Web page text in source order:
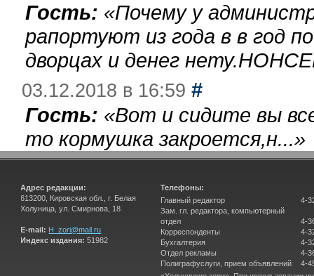
Гость: «Почему у
рапортуют из года в в год
дворцах и денег
03.12.2018 в 16:59 #
Гость: «Вот и сидите вы
то кормушка закроется,н...»
Адрес редакции:
613200, Кировская обл., г. Белая
Холуница, ул. Смирнова, 18
E-mail: H_zori@mail.ru
Индекс издания: 51982
Телефоны:
Главный редактор
Зам. гл. редактора, компьютерный
отдел
Корреспонденты
Бухгалтерия
Отдел рекламы
Полиграфуслуги, прием объявлений
4-
4-
4-
4-
4-
4-